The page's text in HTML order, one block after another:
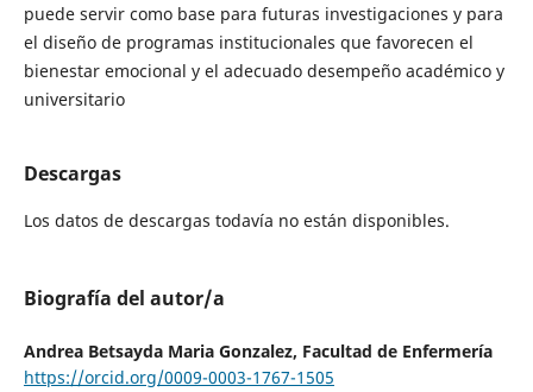
puede servir como base para futuras investigaciones y para
el diseño de programas institucionales que favorecen el
bienestar emocional y el adecuado desempeño académico y
universitario
Descargas
Los datos de descargas todavía no están disponibles.
Biografía del autor/a
Andrea Betsayda Maria Gonzalez, Facultad de Enfermería
https://orcid.org/0009-0003-1767-1505